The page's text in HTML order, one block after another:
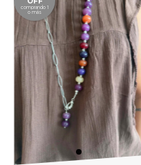
comprando 1
o más